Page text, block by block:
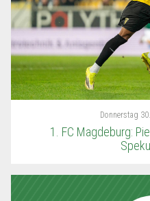
Donnerstag
1. FC Magdeburg: